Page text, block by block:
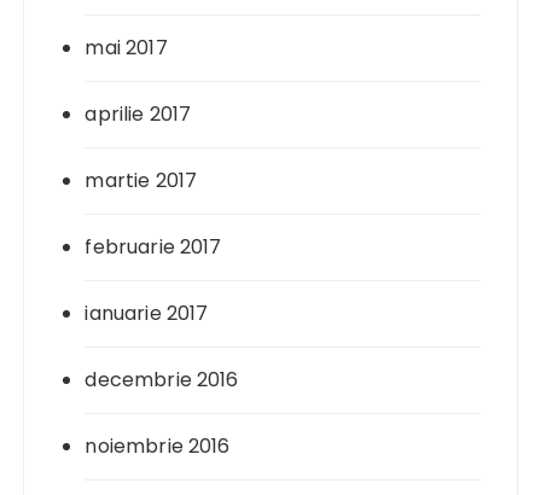
mai 2017
aprilie 2017
martie 2017
februarie 2017
ianuarie 2017
decembrie 2016
noiembrie 2016